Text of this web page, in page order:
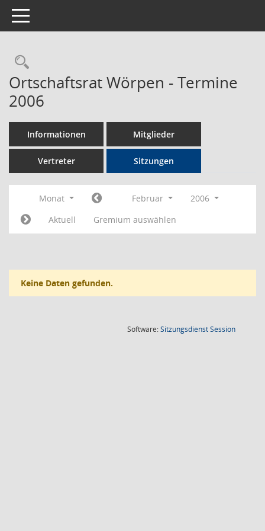
Toggle navigation
Rechercheauswahl
Ortschaftsrat Wörpen - Termine
2006
Informationen Mitglieder
Vertreter Sitzungen
Monat Februar
2006
Aktuell
Gremium auswählen
Keine Daten gefunden.
Software:SitzungsdienstSession(Wird in